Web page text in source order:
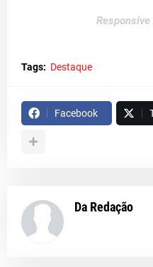
Tags: Destaque
Facebook
Da Redação